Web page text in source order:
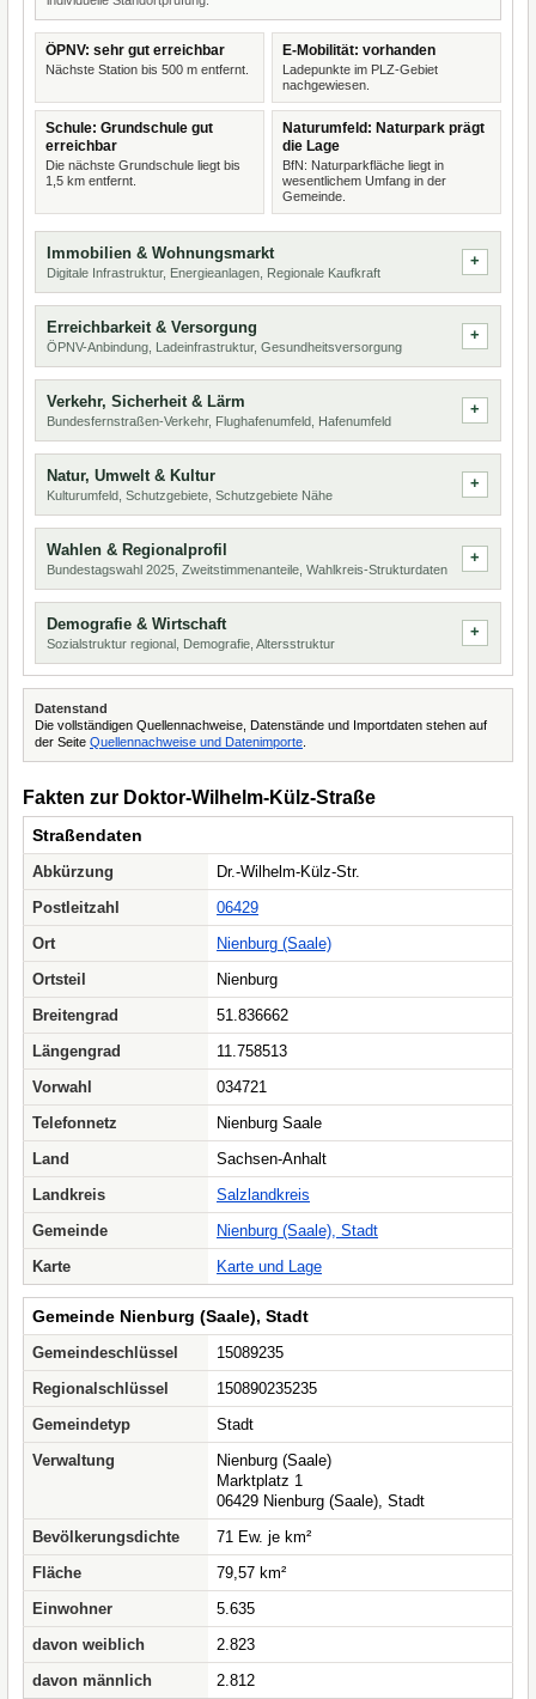
ÖPNV: sehr gut erreichbar
Nächste Station bis 500 m entfernt.
E-Mobilität: vorhanden
Ladepunkte im PLZ-Gebiet
nachgewiesen.
Schule: Grundschule gut
erreichbar
Die nächste Grundschule liegt bis
1,5 km entfernt.
Naturumfeld: Naturpark prägt
die Lage
BfN: Naturparkfläche liegt in
wesentlichem Umfang in der
Gemeinde.
Immobilien & Wohnungsmarkt
Digitale Infrastruktur, Energieanlagen, Regionale Kaufkraft
Erreichbarkeit & Versorgung
ÖPNV-Anbindung, Ladeinfrastruktur, Gesundheitsversorgung
Verkehr, Sicherheit & Lärm
Bundesfernstraßen-Verkehr, Flughafenumfeld, Hafenumfeld
Natur, Umwelt & Kultur
Kulturumfeld, Schutzgebiete, Schutzgebiete Nähe
Wahlen & Regionalprofil
Bundestagswahl 2025, Zweitstimmenanteile, Wahlkreis-Strukturdaten
Demografie & Wirtschaft
Sozialstruktur regional, Demografie, Altersstruktur
Datenstand
Die vollständigen Quellennachweise, Datenstände und Importdaten stehen auf
der Seite Quellennachweise und Datenimporte
Fakten zur Doktor-Wilhelm-Külz-Straße
Straßendaten
Abkürzung
Dr.-Wilhelm-Külz-Str.
Postleitzahl
06429
Ort
Nienburg (Saale)
Ortsteil
Nienburg
Breitengrad
51.836662
Längengrad
11.758513
Vorwahl
034721
Telefonnetz
Nienburg Saale
Land
Sachsen-Anhalt
Landkreis
Salzlandkreis
Gemeinde
Nienburg (Saale), Stadt
Karte
Karte und Lage
Gemeinde Nienburg (Saale), Stadt
Gemeindeschlüssel
15089235
Regionalschlüssel
150890235235
Gemeindetyp
Stadt
Verwaltung
Nienburg (Saale)
Marktplatz 1
06429 Nienburg (Saale), Stadt
Bevölkerungsdichte
71 Ew. je km²
Fläche
79,57 km²
Einwohner
5.635
davon weiblich
2.823
davon männlich
2.812